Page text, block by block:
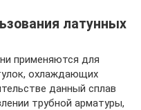
латунных
применяются для
охлаждающих
данный сплав
трубной арматуры,